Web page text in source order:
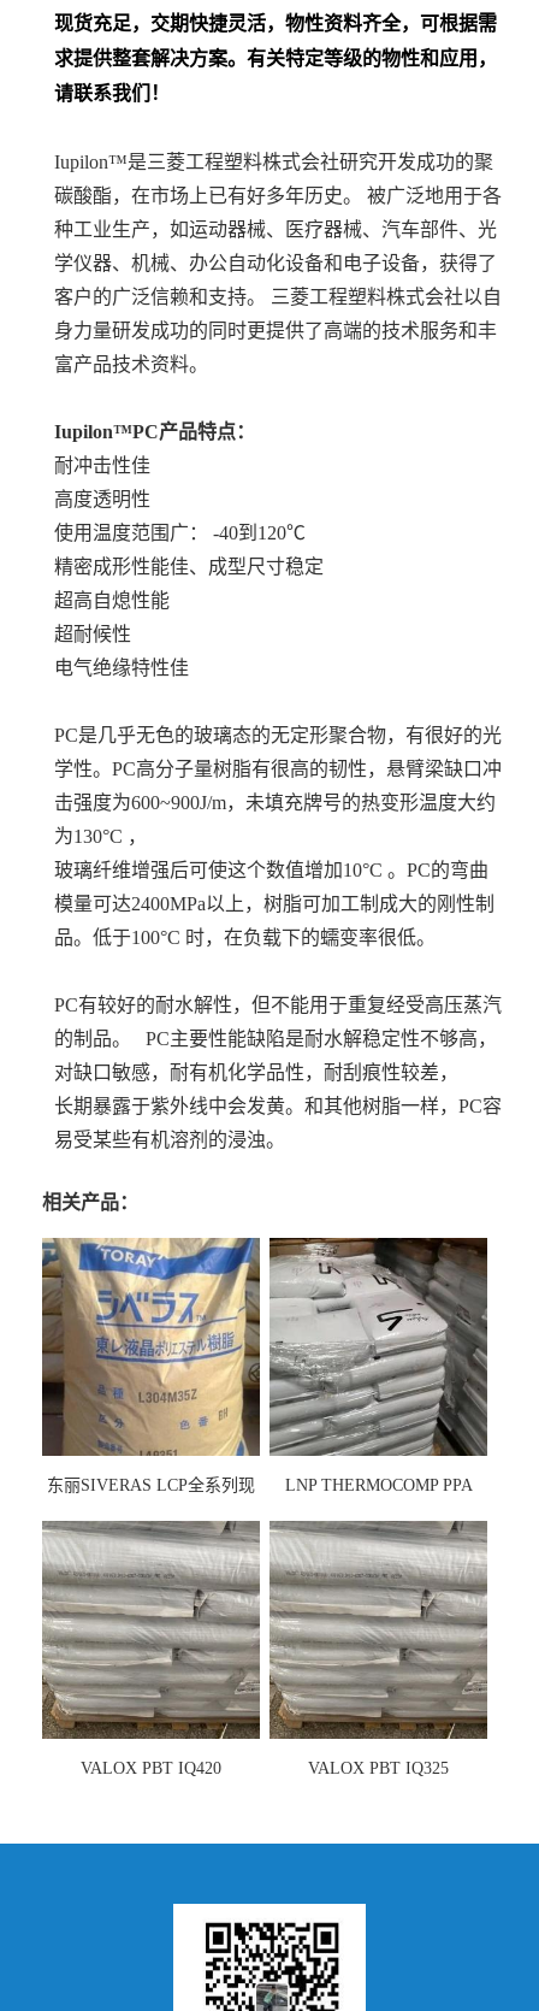
现货充足，交期快捷灵活，物性资料齐全，可根据需
求提供整套解决方案。 有关特定等级的物性和应用，
请联系我们！
Iupilon™是三菱工程塑料株式会社研究开发成功的聚
碳酸酯，在市场上已有好多年历史。 被广泛地用于各
种工业生产，如运动器械、医疗器械、汽车部件、光
学仪器、机械、办公自动化设备和电子设备，获得了
客户的广泛信赖和支持。 三菱工程塑料株式会社以自
身力量研发成功的同时更提供了高端的技术服务和丰
富产品技术资料。
Iupilon™PC产品特点：
耐冲击性佳
高度透明性
使用温度范围广： -40到120℃
精密成形性能佳、成型尺寸稳定
超高自熄性能
超耐候性
电气绝缘特性佳
PC是几乎无色的玻璃态的无定形聚合物，有很好的光
学性。PC高分子量树脂有很高的韧性，悬臂梁缺口冲
击强度为600~900J/m，未填充牌号的热变形温度大约
为130°C ，
玻璃纤维增强后可使这个数值增加10°C 。PC的弯曲
模量可达2400MPa以上，树脂可加工制成大的刚性制
品。低于100°C 时，在负载下的蠕变率很低。
PC有较好的耐水解性，但不能用于重复经受高压蒸汽
的制品。 PC主要性能缺陷是耐水解稳定性不够高，
对缺口敏感，耐有机化学品性，耐刮痕性较差，
长期暴露于紫外线中会发黄。和其他树脂一样，PC容
易受某些有机溶剂的浸浊。
相关产品：
东丽SIVERAS LCP全系列现
LNP THERMOCOMP PPA
VALOX PBT IQ420 VALOX PBT IQ325